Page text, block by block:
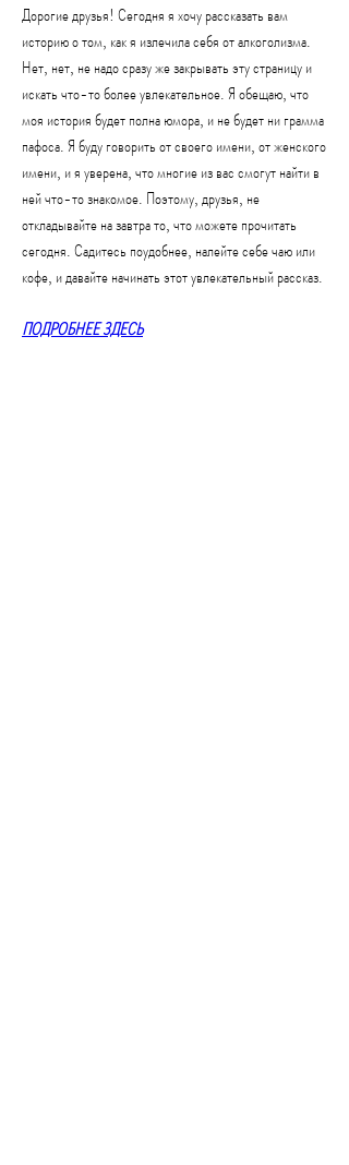
Дорогие друзья! Сегодня я хочу рассказать вам
историю о том, как я излечила себя от алкоголизма.
Нет, нет, не надо сразу же закрывать эту страницу и
искать что-то более увлекательное. Я обещаю, что
моя история будет полна юмора, и не будет ни грамма
пафоса. Я буду говорить от своего имени, от женского
имени, и я уверена, что многие из вас смогут найти в
ней что-то знакомое. Поэтому, друзья, не
откладывайте на завтра то, что можете прочитать
сегодня. Садитесь поудобнее, налейте себе чаю или
кофе, и давайте начинать этот увлекательный рассказ.
ПОДРОБНЕЕ ЗДЕСЬ